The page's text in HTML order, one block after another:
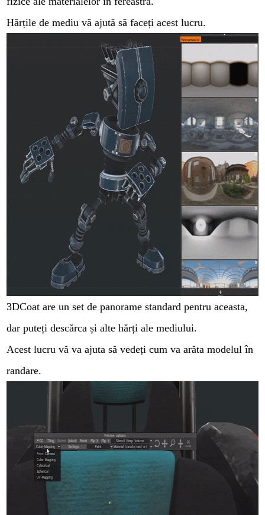
Hărțile de mediu vă ajută să faceți acest lucru.
3DCoat are un set de panorame standard pentru aceasta,
dar puteți descărca și alte hărți ale mediului.
Acest lucru vă va ajuta să vedeți cum va arăta modelul în
randare.